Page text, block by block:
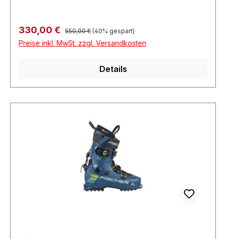
Verkaufspreis:
330,00 € Regulärer Preis:
550,00 € (40% gespart)
Preise inkl. MwSt. zzgl. Versandkosten
Details